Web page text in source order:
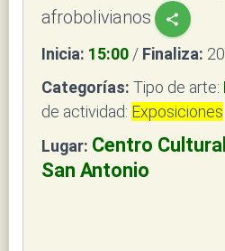
afrobolivianos
share
Inicia: 15:00 / Finaliza:
Categorías: Tipo de arte:
de actividad: Exposiciones
Lugar: Centro Cultural
San Antonio